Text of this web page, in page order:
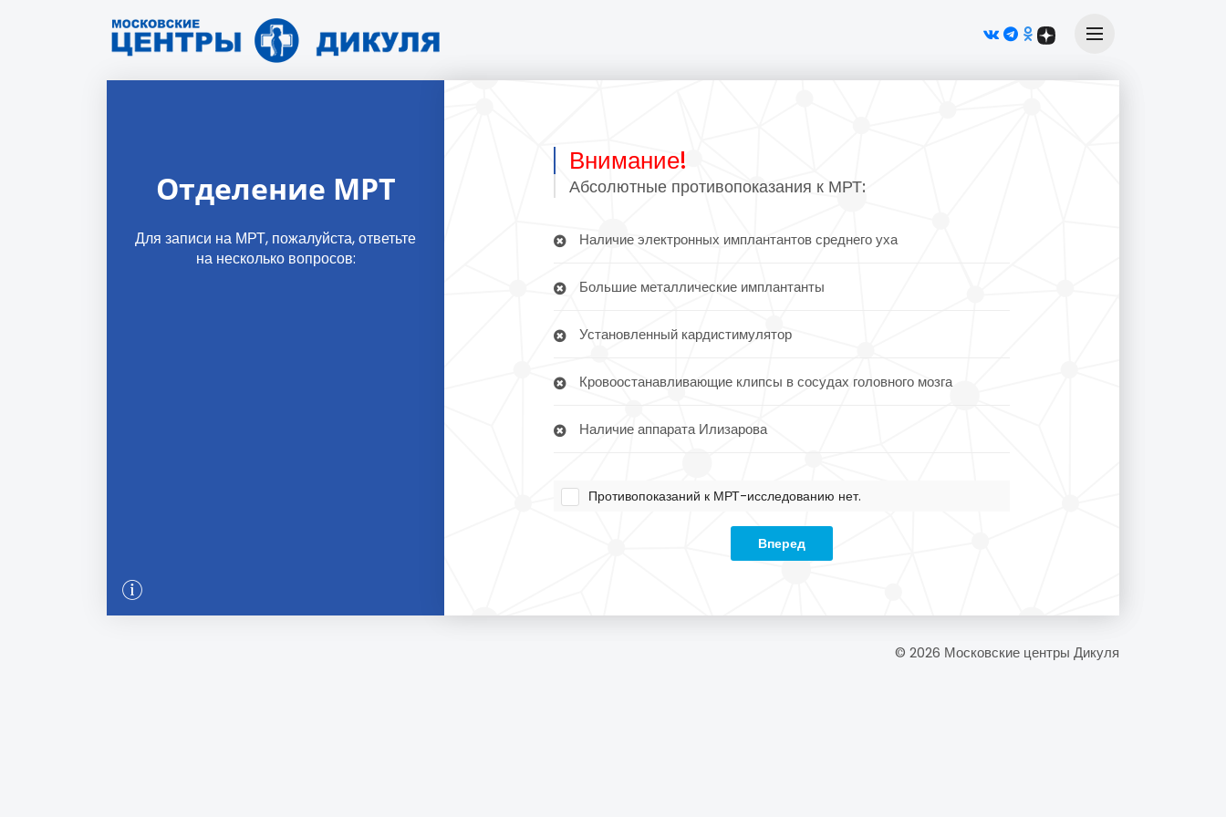
Отделение МРТ
Для записи на МРТ, пожалуйста, ответьте
на несколько вопросов:
Внимание!
Абсолютные противопоказания к МРТ:
Наличие электронных имплантантов среднего уха
Большие металлические имплантанты
Установленный кардистимулятор
Кровоостанавливающие клипсы в сосудах головного мозга
Наличие аппарата Илизарова
Противопоказаний к МРТ-исследованию нет.
Вперед
© 2026 Московские центры Дикуля